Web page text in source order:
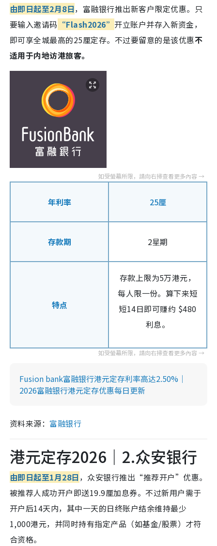
由即日起至2月8日，富融银行推出新客户限定优惠。只
要输入邀请码 “Flash2026” 开立账户并存入新资金，
即可享全城最高的25厘定存。不过要留意的是该优惠不
适用于内地访港旅客。
年利率 25厘
存款期 2星期
特点
存款上限为5万港元，
每人限一份。算下来短
短14日即可赚约 $480
利息。
Fusion bank富融银行港元定存利率高达2.50%｜
2026富融银行港元定存优惠每日更新
资料来源： 富融银行
港元定存2026｜2.众安银行
由即日起至1月28日 ，众安银行推出“推荐开户”优惠。
被推荐人成功开户即送19.9厘加息券。不过新用户需于
开户后14天内，其中一天的日终账户结余维持最少
1,000港元，并同时持有指定产品（如基金/股票）才符
合资格。